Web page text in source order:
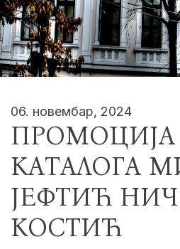
06. новембар, 2024
ПРОМОЦИЈА
КАТАЛОГА
ЈЕФТИЋ
КОСТИЋ